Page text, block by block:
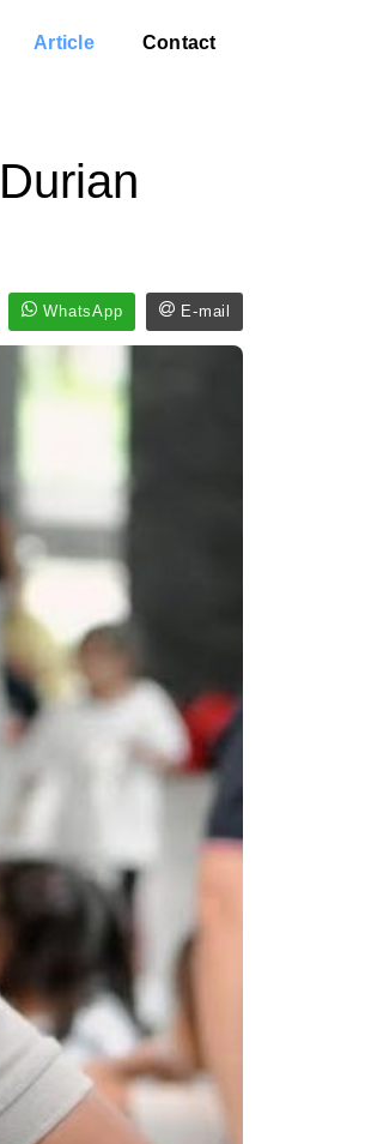
Article Contact
WhatsApp E-mail